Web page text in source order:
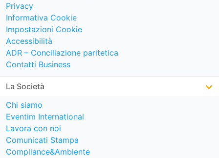
Privacy
Informativa Cookie
Impostazioni Cookie
Accessibilità
ADR – Conciliazione paritetica
Contatti Business
La Società
Chi siamo
Eventim International
Lavora con noi
Comunicati Stampa
Compliance&Ambiente